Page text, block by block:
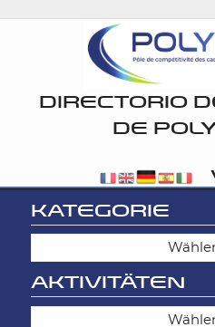
DIRECTORIO
DE
KATEGORIE
AKTIVITÄTEN